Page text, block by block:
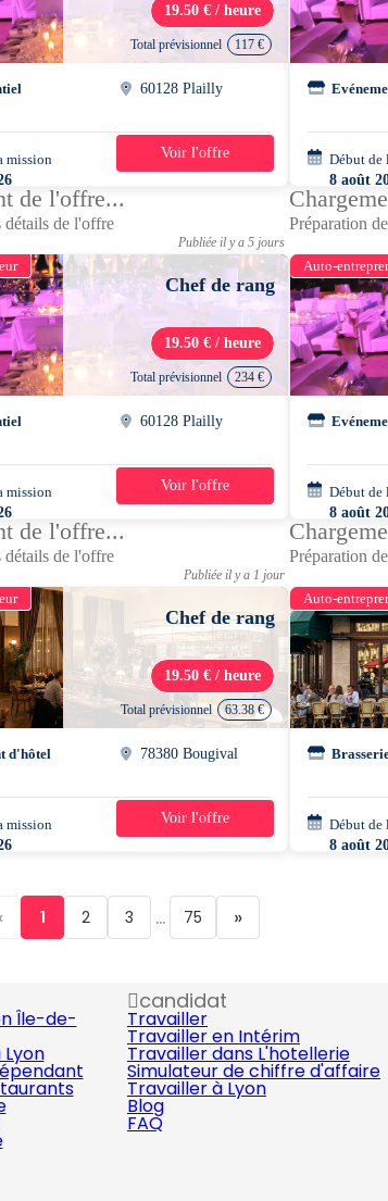
19.50 € / heure
Total prévisionnel 117 €
60128 Plailly
mission
1 jour
Voir l'offre
Début de
8 août
07h30 -
de l'offre...
détails de l'offre
Publiée il y a 5 jours
Chef de rang
19.50 € / heure
Total prévisionnel 234 €
60128 Plailly
mission
2 jours
Voir l'offre
Préparation
Auto-
Début de
8 août
07h30 -
de l'offre...
détails de l'offre
Publiée il y a 1 jour
Chef de rang
19.50 € / heure
Total prévisionnel 63.38 €
d'hôtel 78380 Bougival
mission
1 jour
Voir l'offre
Préparation
Auto-
Début de
8 août
1 2 3 ... 75 »
Île-de-
candidat
Travailler
Travailler en Intérim
Travailler dans L'hotellerie
Simulateur de chiffre d'affaire
Travailler à Lyon
Blog
FAQ